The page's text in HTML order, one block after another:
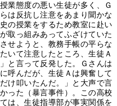
業態度の悪い生徒が多く、Ｇ
は反抗し注意をあまり聞かな
の授業をするため教室に赴い
取っ組みあってふざけていた
せようと、教務手帳の平らな
いて注意したところ、生徒Ａ
と言って反発した。Ｇさんは
呼んだが、生徒Ａは興奮して
け叩いたんだ。」と大声で言
った（暴言事件）。この高校
は、生徒指導部が事実関係を